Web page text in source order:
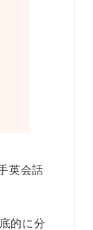
英会話
的に分